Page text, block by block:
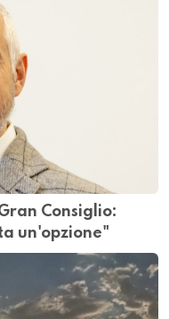
Consiglio:
un'opzione"